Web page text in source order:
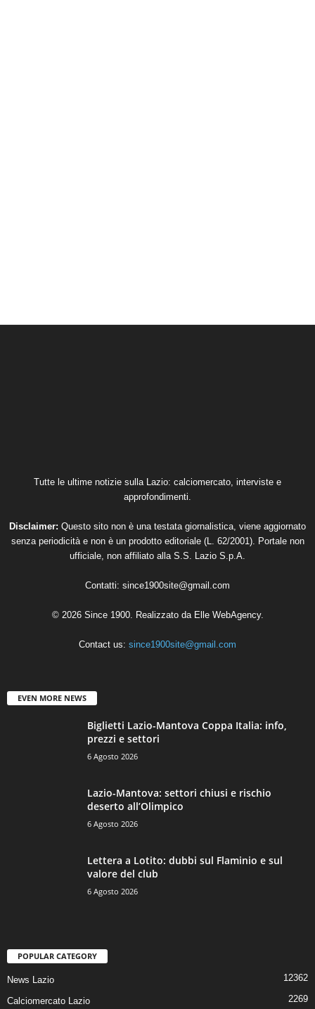
Tutte le ultime notizie sulla Lazio: calciomercato, interviste e
approfondimenti.
Disclaimer: Questo sito non è una testata giornalistica, viene aggiornato
senza periodicità e non è un prodotto editoriale (L. 62/2001). Portale non
ufficiale, non affiliato alla S.S. Lazio S.p.A.
Contatti: since1900site@gmail.com
© 2026 Since 1900. Realizzato da Elle WebAgency.
Contact us: since1900site@gmail.com
EVEN MORE NEWS
Biglietti Lazio-Mantova Coppa Italia: info,
prezzi e settori
6 Agosto 2026
Lazio-Mantova: settori chiusi e rischio
deserto all’Olimpico
6 Agosto 2026
Lettera a Lotito: dubbi sul Flaminio e sul
valore del club
6 Agosto 2026
POPULAR CATEGORY
News Lazio 12362
Calciomercato Lazio 2269